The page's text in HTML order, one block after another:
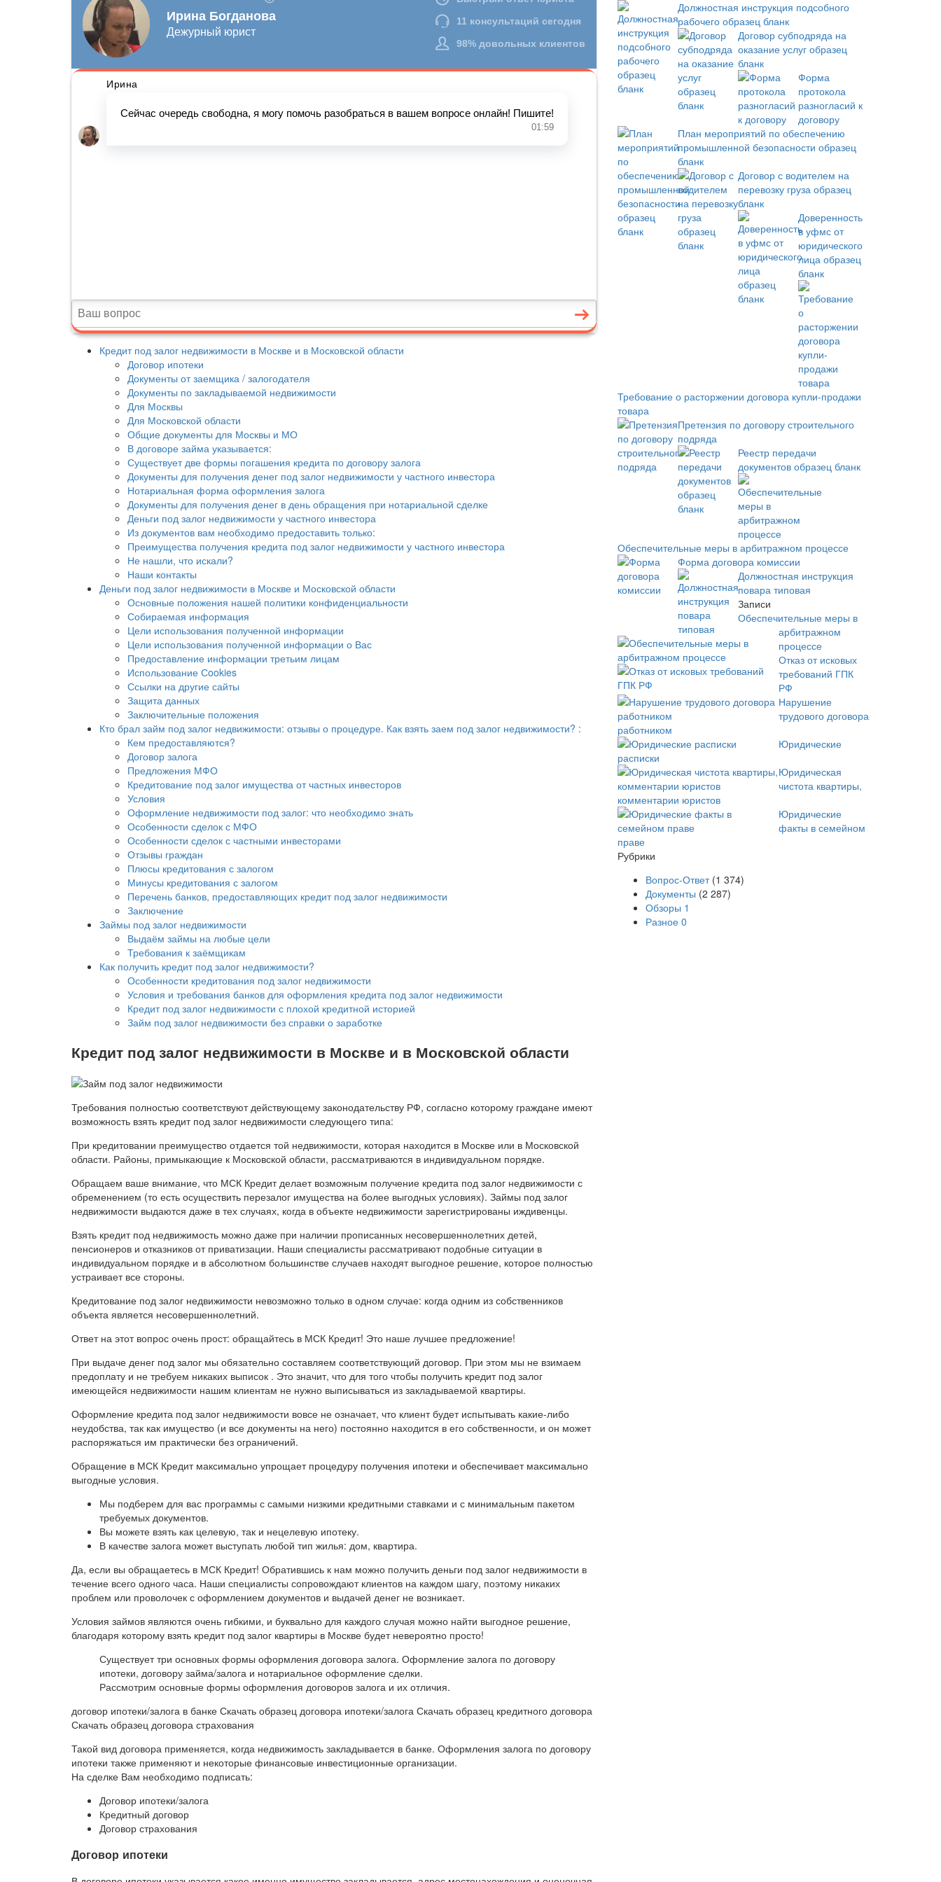
Кредит под залог недвижимости в Москве и в Московской области
Договор ипотеки
Документы от заемщика / залогодателя
Документы по закладываемой недвижимости
Для Москвы
Для Московской области
Общие документы для Москвы и МО
В договоре займа указывается:
Существует две формы погашения кредита по договору залога
Документы для получения денег под залог недвижимости у частного инвестора
Нотариальная форма оформления залога
Документы для получения денег в день обращения при нотариальной сделке
Деньги под залог недвижимости у частного инвестора
Из документов вам необходимо предоставить только:
Преимущества получения кредита под залог недвижимости у частного инвестора
Не нашли, что искали?
Наши контакты
Деньги под залог недвижимости в Москве и Московской области
Основные положения нашей политики конфиденциальности
Собираемая информация
Цели использования полученной информации
Цели использования полученной информации о Вас
Предоставление информации третьим лицам
Использование Сookies
Ссылки на другие сайты
Защита данных
Заключительные положения
Кто брал займ под залог недвижимости: отзывы о процедуре. Как взять заем под залог недвижимости? :
Кем предоставляются?
Договор залога
Предложения МФО
Кредитование под залог имущества от частных инвесторов
Условия
Оформление недвижимости под залог: что необходимо знать
Особенности сделок с МФО
Особенности сделок с частными инвесторами
Отзывы граждан
Плюсы кредитования с залогом
Минусы кредитования с залогом
Перечень банков, предоставляющих кредит под залог недвижимости
Заключение
Займы под залог недвижимости
Выдаём займы на любые цели
Требования к заёмщикам
Как получить кредит под залог недвижимости?
Особенности кредитования под залог недвижимости
Условия и требования банков для оформления кредита под залог недвижимости
Кредит под залог недвижимости с плохой кредитной историей
Займ под залог недвижимости без справки о заработке
Кредит под залог недвижимости в Москве и в Московской области
Требования полностью соответствуют действующему законодательству РФ, согласно которому граждане имеют
возможность взять кредит под залог недвижимости следующего типа:
При кредитовании преимущество отдается той недвижимости, которая находится в Москве или в Московской
области. Районы, примыкающие к Московской области, рассматриваются в индивидуальном порядке.
Обращаем ваше внимание, что МСК Кредит делает возможным получение кредита под залог недвижимости с
обременением (то есть осуществить перезалог имущества на более выгодных условиях). Займы под залог
недвижимости выдаются даже в тех случаях, когда в объекте недвижимости зарегистрированы иждивенцы.
Взять кредит под недвижимость можно даже при наличии прописанных несовершеннолетних детей,
пенсионеров и отказников от приватизации. Наши специалисты рассматривают подобные ситуации в
индивидуальном порядке и в абсолютном большинстве случаев находят выгодное решение, которое полностью
устраивает все стороны.
Кредитование под залог недвижимости невозможно только в одном случае: когда одним из собственников
объекта является несовершеннолетний.
Ответ на этот вопрос очень прост: обращайтесь в МСК Кредит! Это наше лучшее предложение!
При выдаче денег под залог мы обязательно составляем соответствующий договор. При этом мы не взимаем
предоплату и не требуем никаких выписок . Это значит, что для того чтобы получить кредит под залог
имеющейся недвижимости нашим клиентам не нужно выписываться из закладываемой квартиры.
Оформление кредита под залог недвижимости вовсе не означает, что клиент будет испытывать какие-либо
неудобства, так как имущество (и все документы на него) постоянно находится в его собственности, и он может
распоряжаться им практически без ограничений.
Обращение в МСК Кредит максимально упрощает процедуру получения ипотеки и обеспечивает максимально
выгодные условия.
Мы подберем для вас программы с самыми низкими кредитными ставками и с минимальным пакетом
требуемых документов.
Вы можете взять как целевую, так и нецелевую ипотеку.
В качестве залога может выступать любой тип жилья: дом, квартира.
Да, если вы обращаетесь в МСК Кредит! Обратившись к нам можно получить деньги под залог недвижимости в
течение всего одного часа. Наши специалисты сопровождают клиентов на каждом шагу, поэтому никаких
проблем или проволочек с оформлением документов и выдачей денег не возникает.
Условия займов являются очень гибкими, и буквально для каждого случая можно найти выгодное решение,
благодаря которому взять кредит под залог квартиры в Москве будет невероятно просто!
Существует три основных формы оформления договора залога. Оформление залога по договору
ипотеки, договору займа/залога и нотариальное оформление сделки.
Рассмотрим основные формы оформления договоров залога и их отличия.
договор ипотеки/залога в банке Скачать образец договора ипотеки/залога Скачать образец кредитного договора
Скачать образец договора страхования
Такой вид договора применяется, когда недвижимость закладывается в банке. Оформления залога по договору
ипотеки также применяют и некоторые финансовые инвестиционные организации.
На сделке Вам необходимо подписать:
Договор ипотеки/залога
Кредитный договор
Договор страхования
Договор ипотеки
Должностная инструкция подсобного
рабочего образец бланк
Договор субподряда на
оказание услуг образец
бланк
Форма
протокола
разногласий к
договору
План мероприятий по обеспечению
промышленной безопасности образец
бланк
Договор с водителем на
перевозку груза образец
бланк
Доверенность
в уфмс от
юридического
лица образец
бланк
Требование о расторжении договора купли-продажи
товара
Претензия по договору строительного
подряда
Реестр передачи
документов образец бланк
Обеспечительные меры в арбитражном процессе
Форма договора комиссии
Должностная инструкция
повара типовая
Записи
Обеспечительные меры в
арбитражном
процессе
Отказ от исковых
требований ГПК
РФ
Нарушение
трудового договора
работником
Юридические
расписки
Юридическая
чистота квартиры,
комментарии юристов
Юридические
факты в семейном
праве
Рубрики
Вопрос-Ответ(1 374)
Документы (2 287)
Обзоры 1
Разное 0